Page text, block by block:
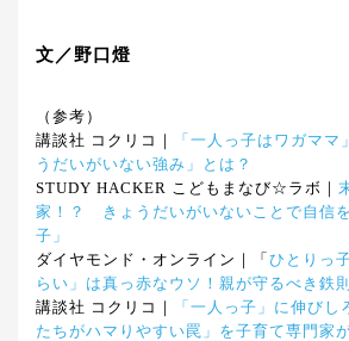
文／野口燈
（参考）
講談社 コクリコ｜
「一人っ子はワガママ
うだいがいない強み」とは？
STUDY HACKER こどもまなび☆ラボ｜
家！？ きょうだいがいないことで自信
子」
ダイヤモンド・オンライン｜「 ひとりっ
らい」は真っ赤なウソ！親が守るべき鉄
講談社 コクリコ｜
「一人っ子」に伸び
たちがハマりやすい罠」を子育て専門家